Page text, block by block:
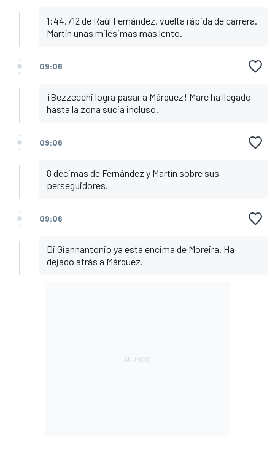
1:44.712 de Raúl Fernández, vuelta rápida de carrera.
Martín unas milésimas más lento.
09:06
¡Bezzecchi logra pasar a Márquez! Marc ha llegado
hasta la zona sucia incluso.
09:06
8 décimas de Fernández y Martín sobre sus
perseguidores.
09:06
Di Giannantonio ya está encima de Moreira. Ha
dejado atrás a Márquez.